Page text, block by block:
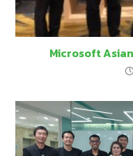
Microsoft